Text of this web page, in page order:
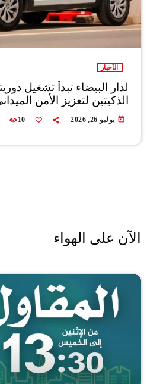
الأخبار
لدار البيضاء تبدأ تشغيل
الذكيتين لتعزيز الأمن
today يوليو 26, 2026 10
الآن على الهواء